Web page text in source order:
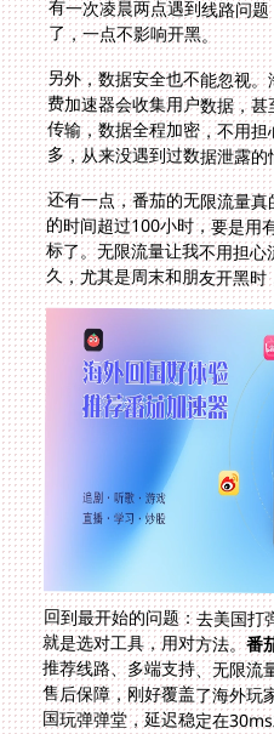
了，一点不影响开黑。
另外，数据安全也不能忽视
费加速器会收集用户数据，
传输，数据全程加密，不用
多，从来没遇到过数据泄露
还有一点，番茄的无限流量
的时间超过100小时，要是
标了。无限流量让我不用担
久，尤其是周末和朋友开黑
回到最开始的问题：去美国打
就是选对工具，用对方法。番